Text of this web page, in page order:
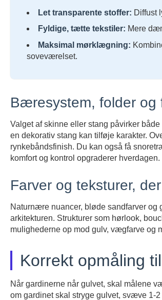
Let transparente stoffer: Diffust
Fyldige, tætte tekstiler: Mere
Maksimal mørklægning:
soveværelset.
Bæresystem, folder og
Valget af skinne eller stang påvirker
en dekorativ stang kan tilføje karakter.
rynkebåndsfinish. Du kan også få
komfort og kontrol opgraderer hverdagen.
Farver og teksturer,
Naturnære nuancer, bløde sandfarver og
arkitekturen. Strukturer som hørlook,
mulighederne op mod gulv, vægfarve og
Korrekt opmåling
Når gardinerne når gulvet, skal målene
om gardinet skal stryge gulvet, svæve 1-